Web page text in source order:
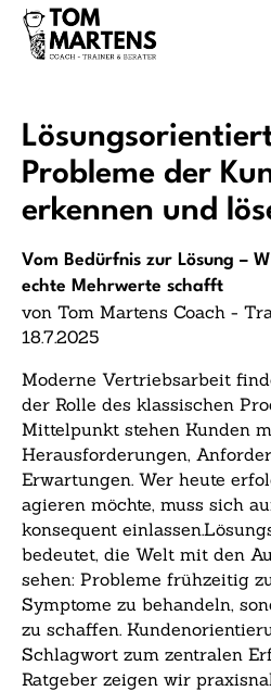
Probleme der
erkennen und
Vom Bedürfnis zur Lösung –
echte Mehrwerte schafft
von Tom Martens Coach -
18.7.2025
Moderne Vertriebsarbeit
der Rolle des klassischen
Mittelpunkt stehen Kunden
Herausforderungen,
Erwartungen. Wer heute
agieren möchte, muss sich
konsequent
bedeutet, die Welt mit den
sehen: Probleme frühzeitig
Symptome zu behandeln,
zu schaffen.
Schlagwort zum zentralen
Ratgeber zeigen wir